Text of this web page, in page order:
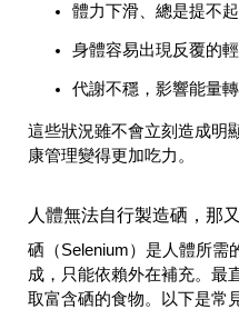
體力下滑、總是提不
身體容易出現反覆的
代謝不穩，影響能量
這些狀況雖不會立刻造成明
康管理變得更加吃力。
人體無法自行製造硒，那
硒（Selenium）是人體所需
成，只能依賴外在補充。最
取富含硒的食物。以下是常